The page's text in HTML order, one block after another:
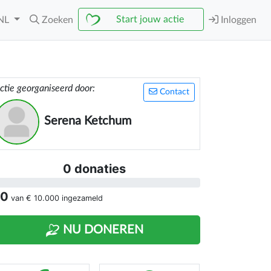
Zoeken Start jouw actie Inloggen
Contact
georganiseerd door:
Serena Ketchum
0 donaties
van € 10.000 ingezameld
NU DONEREN